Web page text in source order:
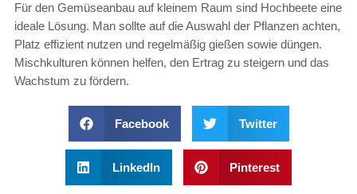
Für den Gemüseanbau auf kleinem Raum sind Hochbeete eine
ideale Lösung. Man sollte auf die Auswahl der Pflanzen achten,
Platz effizient nutzen und regelmäßig gießen sowie düngen.
Mischkulturen können helfen, den Ertrag zu steigern und das
Wachstum zu fördern.
Facebook Twitter
LinkedIn Pinterest